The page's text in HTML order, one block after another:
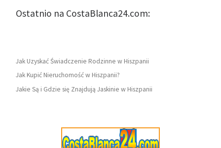
Ostatnio na CostaBlanca24.com:
Jak Uzyskać Świadczenie Rodzinne w Hiszpanii
Jak Kupić Nieruchomość w Hiszpanii?
Jakie Są i Gdzie się Znajdują Jaskinie w Hiszpanii